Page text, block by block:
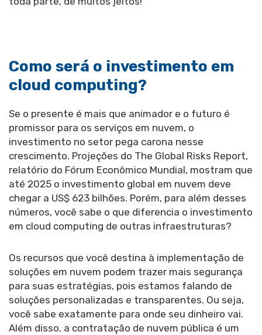
Como será o investimento em
cloud computing?
Se o presente é mais que animador e o futuro é
promissor para os serviços em nuvem, o
investimento no setor pega carona nesse
crescimento. Projeções do The Global Risks Report,
relatório do Fórum Econômico Mundial, mostram que
até 2025 o investimento global em nuvem deve
chegar a US$ 623 bilhões. Porém, para além desses
números, você sabe o que diferencia o investimento
em cloud computing de outras infraestruturas?
Os recursos que você destina à implementação de
soluções em nuvem podem trazer mais segurança
para suas estratégias, pois estamos falando de
soluções personalizadas e transparentes. Ou seja,
você sabe exatamente para onde seu dinheiro vai.
Além disso, a contratação de nuvem pública é um